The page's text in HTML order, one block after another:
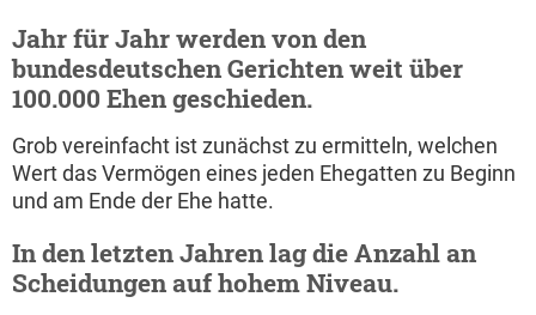
Jahr für Jahr werden von den
bundesdeutschen Gerichten weit über
100.000 Ehen geschieden.
Grob vereinfacht ist zunächst zu ermitteln, welchen
Wert das Vermögen eines jeden Ehegatten zu Beginn
und am Ende der Ehe hatte.
In den letzten Jahren lag die Anzahl an
Scheidungen auf hohem Niveau.